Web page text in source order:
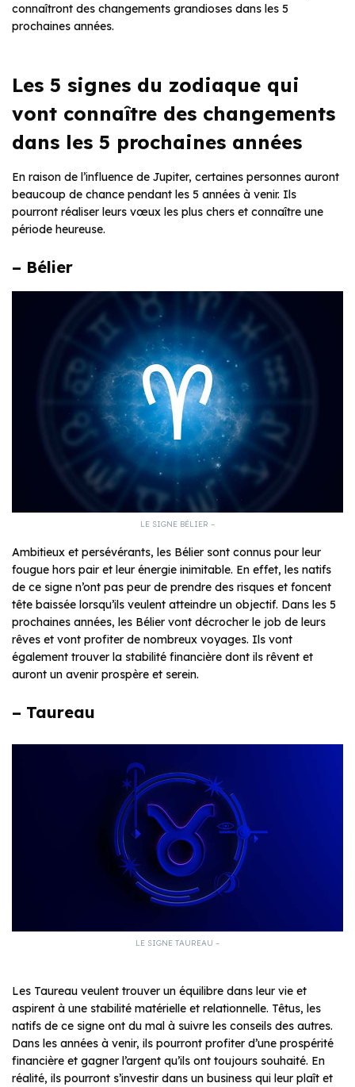
connaîtront des changements grandioses dans les 5
prochaines années.
Les 5 signes du zodiaque qui
vont connaître des changements
dans les 5 prochaines années
En raison de l’influence de Jupiter, certaines personnes auront
beaucoup de chance pendant les 5 années à venir. Ils
pourront réaliser leurs vœux les plus chers et connaître une
période heureuse.
– Bélier
LE SIGNE BÉLIER –
Ambitieux et persévérants, les Bélier sont connus pour leur
fougue hors pair et leur énergie inimitable. En effet, les natifs
de ce signe n’ont pas peur de prendre des risques et foncent
tête baissée lorsqu’ils veulent atteindre un objectif. Dans les 5
prochaines années, les Bélier vont décrocher le job de leurs
rêves et vont profiter de nombreux voyages. Ils vont
également trouver la stabilité financière dont ils rêvent et
auront un avenir prospère et serein.
– Taureau
LE SIGNE TAUREAU –
Les Taureau veulent trouver un équilibre dans leur vie et
aspirent à une stabilité matérielle et relationnelle. Têtus, les
natifs de ce signe ont du mal à suivre les conseils des autres.
Dans les années à venir, ils pourront profiter d’une prospérité
financière et gagner l’argent qu’ils ont toujours souhaité. En
réalité, ils pourront s’investir dans un business qui leur plaît et